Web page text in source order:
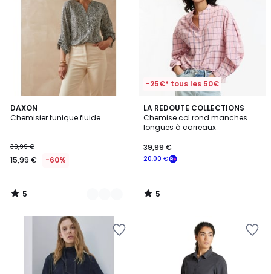
DAXON
Chemisier tunique fluide
39,99 €
15,99 € -60%
5
/
4
Couleurs
5
/
-25€* tous les 50€
LA REDOUTE COLLECTIONS
Chemise col rond manches
longues à carreaux
20,00 €
39,99 €
5
/
5
5
/